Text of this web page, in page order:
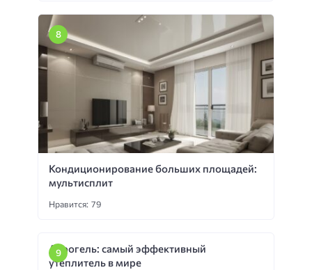
Кондиционирование больших площадей:
мультисплит
Нравится: 79
Аэрогель: самый эффективный
утеплитель в мире